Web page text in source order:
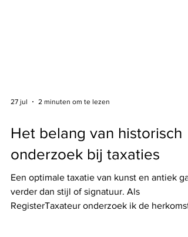
Het belang van historisch
onderzoek bij taxaties
Een optimale taxatie van kunst en antiek
verder dan stijl of signatuur. Als